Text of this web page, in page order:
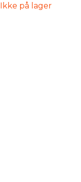
Ikke på lager